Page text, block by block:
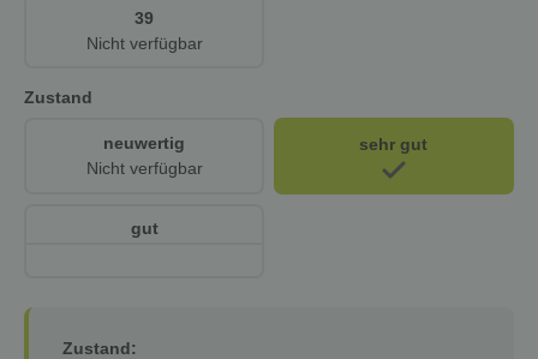
39
Nicht verfügbar
Zustand
neuwertig
Nicht verfügbar
sehr gut
gut
Zustand: